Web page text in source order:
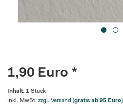
1,90 Euro *
Inhalt: 1 Stück
inkl. MwSt. zzgl. Versand (gratis ab 95 Euro)